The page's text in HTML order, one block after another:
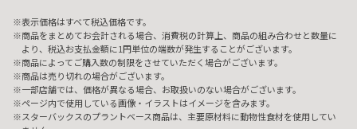
表示価格はすべて税込価格です。
商品をまとめてお会計される場合、消費税の計算上、商品の組み合わせと数量に
より、税込お支払金額に1円単位の端数が発生することがございます。
商品によってご購入数の制限をさせていただく場合がございます。
商品は売り切れの場合がございます。
一部店舗では、価格が異なる場合、お取扱いのない場合がございます。
ページ内で使用している画像・イラストはイメージを含みます。
スターバックスのプラントベース商品は、主要原材料に動物性食材を使用してい